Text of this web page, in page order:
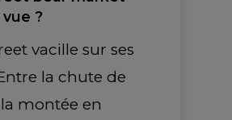
?
vacille sur ses
la chute de
montée en